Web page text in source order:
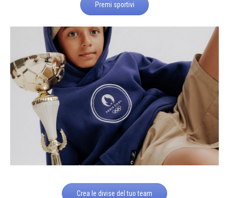
Premi sportivi
Crea le divise del tuo team